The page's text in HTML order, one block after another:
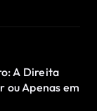
A Direita
ou Apenas em